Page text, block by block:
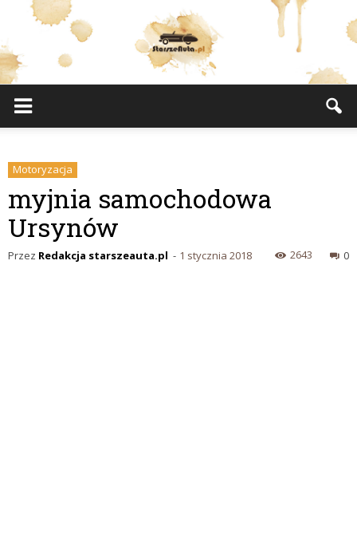
Motoryzacja
myjnia samochodowa
Ursynów
Przez Redakcja starszeauta.pl - 1 stycznia 2018 0
2643